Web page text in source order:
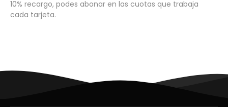
10% recargo, podes abonar en las cuotas que trabaja
cada tarjeta.